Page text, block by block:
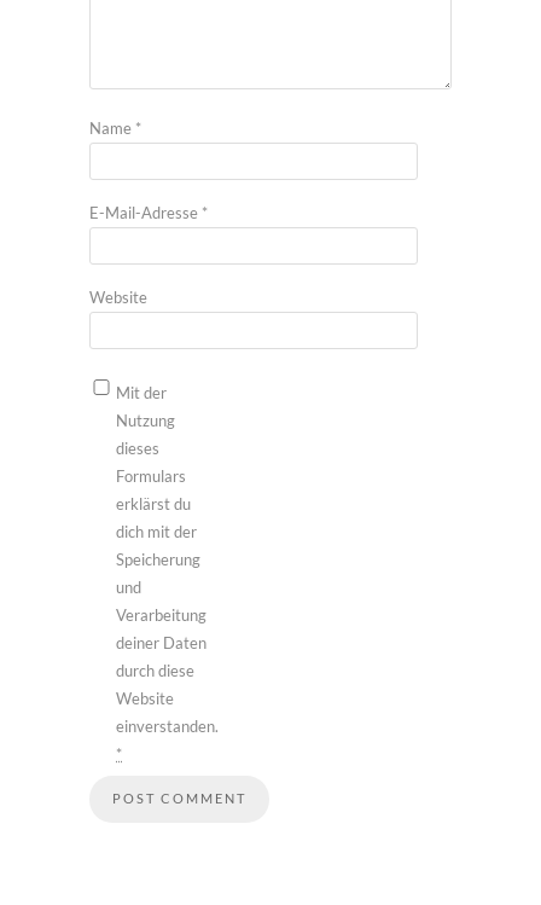
Name *
E-Mail-Adresse *
Website
Mit der
Nutzung
dieses
Formulars
erklärst du
dich mit der
Speicherung
und
Verarbeitung
deiner Daten
durch diese
Website
einverstanden.
*